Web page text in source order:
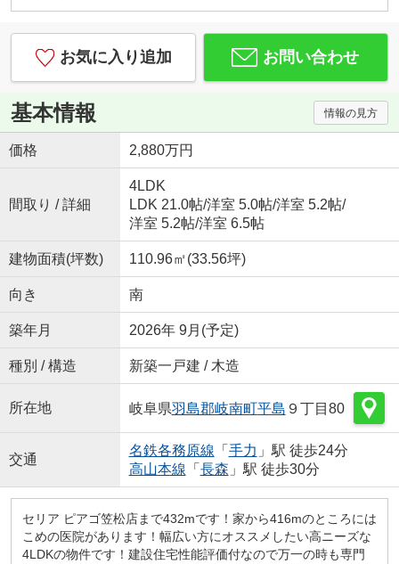
◇はじめての住宅購入、まずはご相談からいかがで
すか？◇
初めてなので「分からないことが分からない」と思
います。
例えば、物件価格の他にかかる費用っていくら？な
どすぐにご説明いたします。
勉強しながら、納得して後悔しない！賢い家探し。
一組のお客様にじっくり向き合っています。
『入りやすくて、相談しやすい』そんなお店作りを
心がけております♪
お気に入り追加 お問い合わせ
基本情報 情報の見方
価格 2,880万円
間取り / 詳細
4LDK
LDK 21.0帖/洋室 5.0帖/洋室 5.2帖/
洋室 5.2帖/洋室 6.5帖
建物面積(坪数) 110.96㎡(33.56坪)
向き 南
築年月 2026年 9月(予定)
種別 / 構造 新築一戸建 / 木造
所在地 岐阜県羽島郡岐南町平島 ９丁目80
交通
名鉄各務原線 「 手力 」駅 徒歩24分
高山本線 「 長森 」駅 徒歩30分
セリア ピアゴ笠松店まで432mです！家から416mのところには
こめの医院があります！幅広い方にオススメしたい高ニーズな
4LDKの物件です！建設住宅性能評価付なので万一の時も専門